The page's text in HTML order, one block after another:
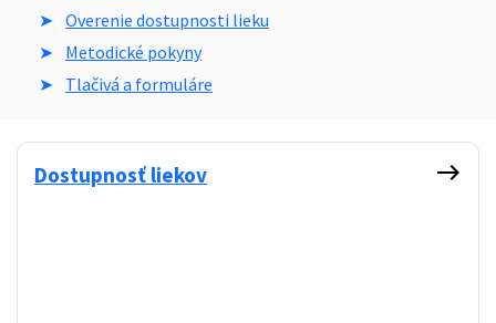
Overenie dostupnosti lieku
Metodické pokyny
Tlačivá a formuláre
Dostupnosť liekov east